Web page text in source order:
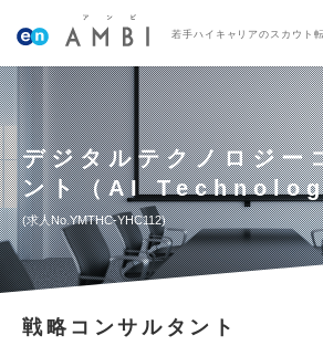
若手ハイキャリアのスカウト
デジタルテクノロジー
ント（AI
求人No.YMTHC-YHC112
戦略コンサルタント